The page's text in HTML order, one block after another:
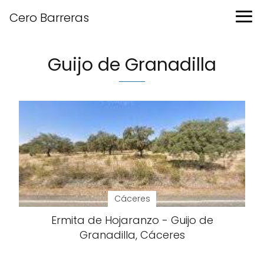
Cero Barreras
Guijo de Granadilla
Cáceres
Ermita de Hojaranzo - Guijo de
Granadilla, Cáceres